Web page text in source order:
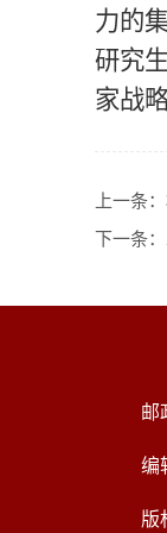
力的
研究
家战
上一条：
下一条：
邮
编
版